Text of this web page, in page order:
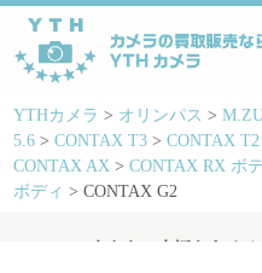
YTHカメラ > オリンパス >
5.6 >CONTAX T3 >CONTAX T2
CONTAX AX >CONTAX RX ボ
ボディ >CONTAX G2